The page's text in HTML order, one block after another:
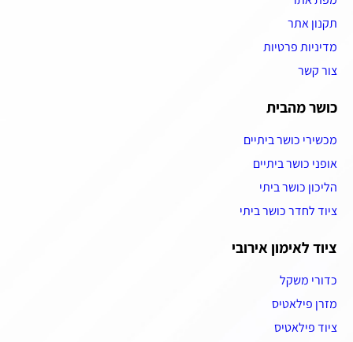
תקנון אתר
מדיניות פרטיות
צור קשר
כושר מהבית
מכשירי כושר ביתיים
אופני כושר ביתיים
הליכון כושר ביתי
ציוד לחדר כושר ביתי
ציוד לאימון אירובי
כדורי משקל
מזרן פילאטיס
ציוד פילאטיס